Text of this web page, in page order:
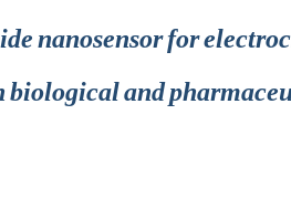
nanosensor for
and